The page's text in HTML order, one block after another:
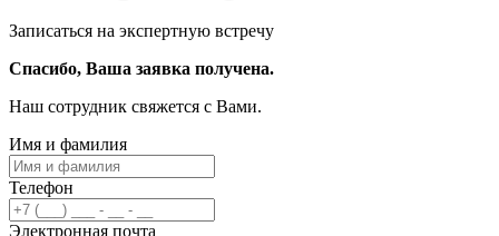
Записаться на экспертную встречу
Спасибо, Ваша заявка получена.
Наш сотрудник свяжется с Вами.
Имя и фамилия
Телефон
Электронная почта